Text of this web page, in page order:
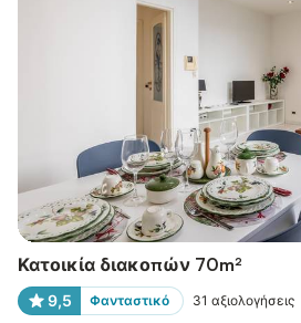
Κατοικία διακοπών 70m²
9,5 Φανταστικό 31 αξιολογήσεις